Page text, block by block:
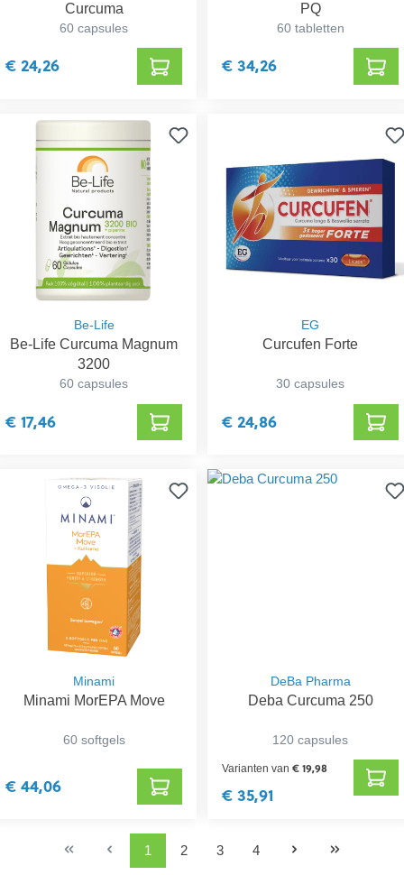
Curcuma
60 capsules
€ 24,26
PQ
60 tabletten
€ 34,26
Be-Life
Be-Life Curcuma Magnum
3200
60 capsules
€ 17,46
EG
Curcufen Forte
30 capsules
€ 24,86
Minami
Minami MorEPA Move
60 softgels
€ 44,06
DeBa Pharma
Deba Curcuma 250
120 capsules
Varianten van€ 19,98
€ 35,91
1 2 3 4